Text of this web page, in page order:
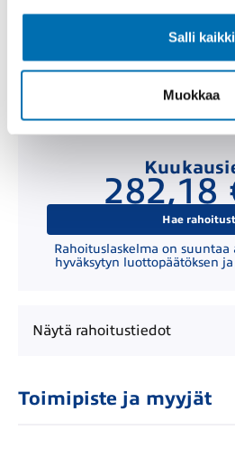
Salli kaikki
Muokkaa
282,18
Hae
Rahoituslaskelma on
hyväksytyn luottopäätöksen
Näytä rahoitustiedot
Toimipiste ja myyjät